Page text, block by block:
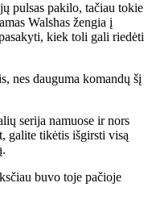
pulsas pakilo, tačiau tokie
Walshas žengia į
kiek toli gali riedėti
nes dauguma komandų šį
serija namuose ir nors
galite tikėtis išgirsti visą
buvo toje pačioje